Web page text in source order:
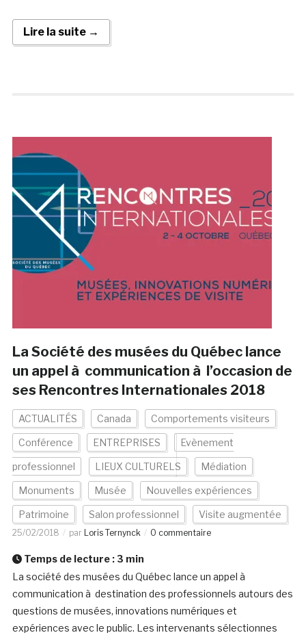
Lire la suite →
La Société des musées du Québec lance
un appel à communication à l’occasion de
ses Rencontres Internationales 2018
ACTUALITÉS Canada Comportements visiteurs
Conférence ENTREPRISES Evènement
professionnel LIEUX CULTURELS Médiation
Monuments Musée Nouvelles expériences
Patrimoine Salon professionnel Visite augmentée
25/02/2018 par Loris Ternynck 0 commentaire
Temps de lecture : 3 min
La société des musées du Québec lance un appel à
communication à destination des professionnels autours des
questions de musées, innovations numériques et
expériences avec le public. Les intervenants sélectionnes